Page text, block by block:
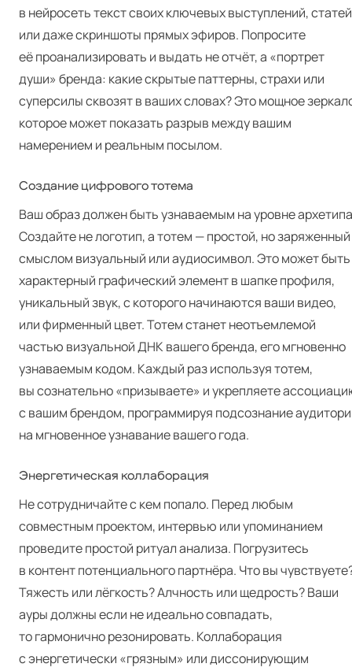
в нейросеть текст своих ключевых выступлений, статей
или даже скриншоты прямых эфиров. Попросите
её проанализировать и выдать не отчёт, а «портрет
души» бренда: какие скрытые паттерны, страхи или
суперсилы сквозят в ваших словах? Это мощное
которое может показать разрыв между вашим
намерением и реальным посылом.
Создание цифрового тотема
Ваш образ должен быть узнаваемым на уровне
Создайте не логотип, а тотем — простой, но заряженный
смыслом визуальный или аудиосимвол. Это может быть
характерный графический элемент в шапке профиля,
уникальный звук, с которого начинаются ваши видео,
или фирменный цвет. Тотем станет неотъемлемой
частью визуальной ДНК вашего бренда, его мгновенно
узнаваемым кодом. Каждый раз используя тотем,
вы сознательно «призываете» и укрепляете
с вашим брендом, программируя подсознание
на мгновенное узнавание вашего года.
Энергетическая коллаборация
Не сотрудничайте с кем попало. Перед любым
совместным проектом, интервью или упоминанием
проведите простой ритуал анализа. Погрузитесь
в контент потенциального партнёра. Что вы
Тяжесть или лёгкость? Алчность или щедрость? Ваши
ауры должны если не идеально совпадать,
то гармонично резонировать. Коллаборация
с энергетически «грязным» или диссонирующим